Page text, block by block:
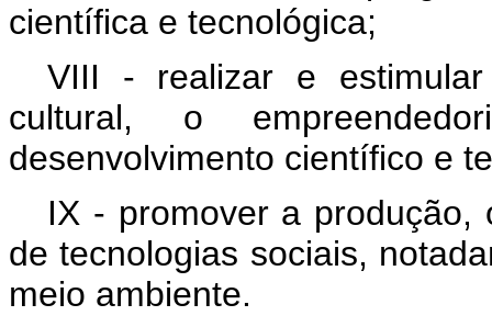
científica e tecnológica;
VIII - realizar e
cultural, o
desenvolvimento científico e
IX - promover a produção,
de tecnologias sociais,
meio ambiente.